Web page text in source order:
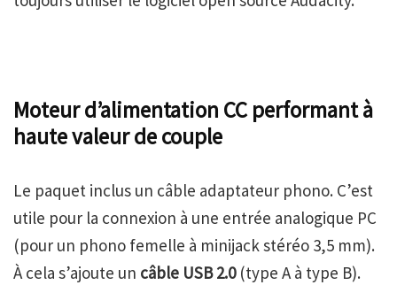
Moteur d’alimentation CC performant à
haute valeur de couple
Le paquet inclus un câble adaptateur phono. C’est
utile pour la connexion à une entrée analogique PC
(pour un phono femelle à minijack stéréo 3,5 mm).
À cela s’ajoute un câble USB 2.0(type A à type B).